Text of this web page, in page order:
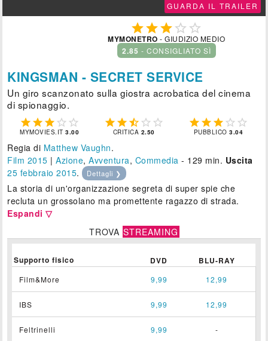
GUARDA IL TRAILER
  
MYMONETRO - GIUDIZIO MEDIO
2.85 - CONSIGLIATO SÌ
KINGSMAN - SECRET SERVICE
Un giro scanzonato sulla giostra acrobatica del cinema
di spionaggio.
    
MYMOVIES.IT3.00
    
CRITICA 2.50
    
PUBBLICO3.04
Regia di Matthew Vaughn.
Film 2015 |Azione,Avventura, Commedia - 129 min. Uscita
25 febbraio 2015. Dettagli ❯
La storia di un'organizzazione segreta di super spie che
recluta un grossolano ma promettente ragazzo di strada.
Espandi ▽
TROVA STREAMING
Supporto fisico DVD BLU-RAY
Film&More 9,99 12,99
IBS 9,99 12,99
Feltrinelli 9,99 -